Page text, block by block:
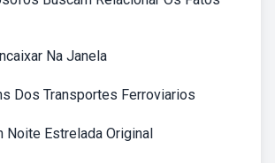
Na Janela
Dos Transportes Ferroviarios
Noite Estrelada Original